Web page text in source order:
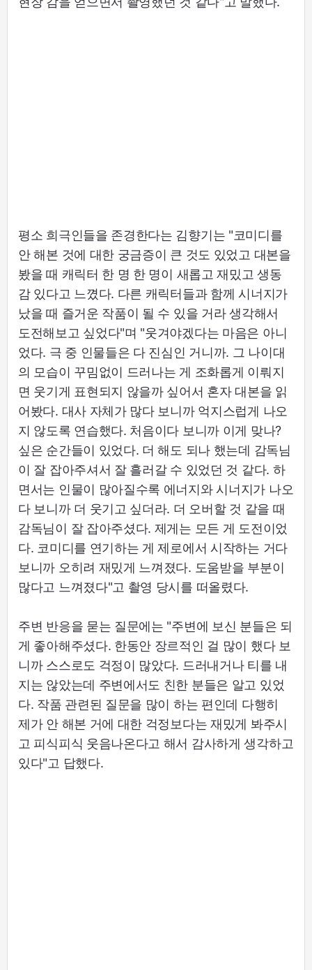
평소 희극인들을 존경한다는 김향기는 "코미디를
안 해본 것에 대한 궁금증이 큰 것도 있었고 대본을
봤을 때 캐릭터 한 명 한 명이 새롭고 재밌고 생동
감 있다고 느꼈다. 다른 캐릭터들과 함께 시너지가
났을 때 즐거운 작품이 될 수 있을 거라 생각해서
도전해보고 싶었다"며 "웃겨야겠다는 마음은 아니
었다. 극 중 인물들은 다 진심인 거니까. 그 나이대
의 모습이 꾸밈없이 드러나는 게 조화롭게 이뤄지
면 웃기게 표현되지 않을까 싶어서 혼자 대본을 읽
어봤다. 대사 자체가 많다 보니까 억지스럽게 나오
지 않도록 연습했다. 처음이다 보니까 이게 맞나?
싶은 순간들이 있었다. 더 해도 되나 했는데 감독님
이 잘 잡아주셔서 잘 흘러갈 수 있었던 것 같다. 하
면서는 인물이 많아질수록 에너지와 시너지가 나오
다 보니까 더 웃기고 싶더라. 더 오버할 것 같을 때
감독님이 잘 잡아주셨다. 제게는 모든 게 도전이었
다. 코미디를 연기하는 게 제로에서 시작하는 거다
보니까 오히려 재밌게 느껴졌다. 도움받을 부분이
많다고 느껴졌다"고 촬영 당시를 떠올렸다.
주변 반응을 묻는 질문에는 "주변에 보신 분들은 되
게 좋아해주셨다. 한동안 장르적인 걸 많이 했다 보
니까 스스로도 걱정이 많았다. 드러내거나 티를 내
지는 않았는데 주변에서도 친한 분들은 알고 있었
다. 작품 관련된 질문을 많이 하는 편인데 다행히
제가 안 해본 거에 대한 걱정보다는 재밌게 봐주시
고 피식피식 웃음나온다고 해서 감사하게 생각하고
있다"고 답했다.